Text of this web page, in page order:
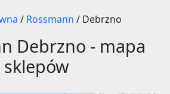
/ Rossmann / Debrzno
Debrzno - mapa
sklepów